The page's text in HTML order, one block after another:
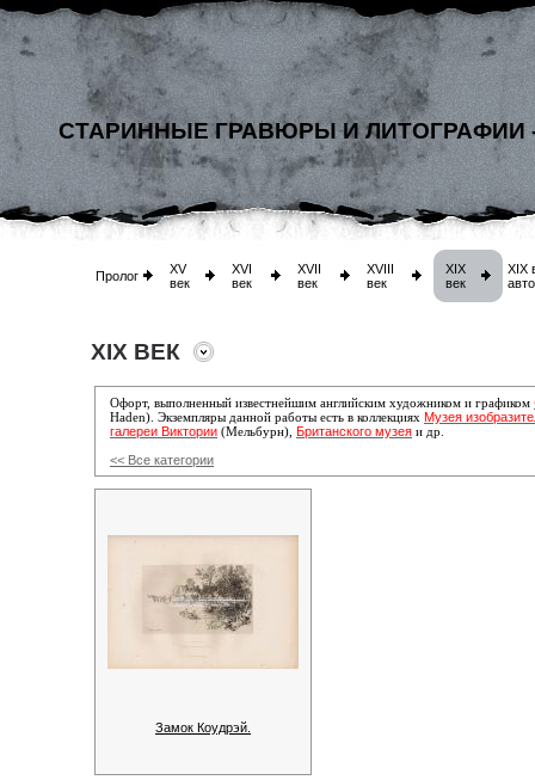
СТАРИННЫЕ ГРАВЮРЫ И ЛИТОГРАФИИ
Пролог
XV
век
XVI
век
XVII
век
XVIII
век
XIX
век
XIX
XIX ВЕК
Офорт, выполненный известнейшим английским художником и графиком
Haden). Экземпляры данной работы есть в коллекциях Музея
галереи Виктории (Мельбурн), Британского музея и др.
<< Все категории
Замок Коудрэй.